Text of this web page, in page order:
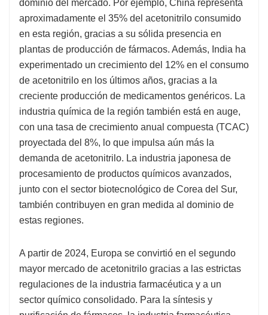
dominio del mercado. Por ejemplo, China representa
aproximadamente el 35% del acetonitrilo consumido
en esta región, gracias a su sólida presencia en
plantas de producción de fármacos. Además, India ha
experimentado un crecimiento del 12% en el consumo
de acetonitrilo en los últimos años, gracias a la
creciente producción de medicamentos genéricos. La
industria química de la región también está en auge,
con una tasa de crecimiento anual compuesta (TCAC)
proyectada del 8%, lo que impulsa aún más la
demanda de acetonitrilo. La industria japonesa de
procesamiento de productos químicos avanzados,
junto con el sector biotecnológico de Corea del Sur,
también contribuyen en gran medida al dominio de
estas regiones.
A partir de 2024, Europa se convirtió en el segundo
mayor mercado de acetonitrilo gracias a las estrictas
regulaciones de la industria farmacéutica y a un
sector químico consolidado. Para la síntesis y